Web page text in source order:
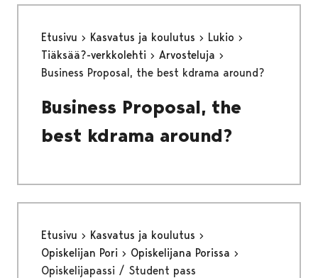
Etusivu Kasvatus ja koulutus
Lukio
Tiäksää?-verkkolehti
Arvosteluja
Business Proposal, the best kdrama around?
Business Proposal, the
best kdrama around?
Etusivu
Kasvatus ja koulutus
Opiskelijan Pori
Opiskelijana Porissa
Opiskelijapassi / Student pass